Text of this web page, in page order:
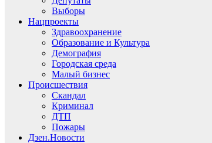
Выборы
Нацпроекты
Здравоохранение
Образование и Культура
Демография
Городская среда
Малый бизнес
Происшествия
Скандал
Криминал
ДТП
Пожары
Дзен.Новости